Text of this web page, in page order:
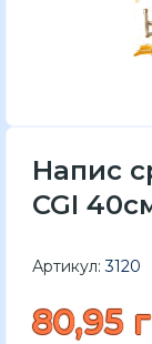
Напис
CGI
Артикул: 3120
80,95